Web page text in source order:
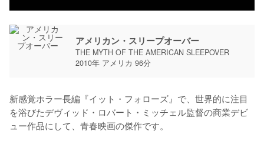
アメリカン・スリープオーバー
THE MYTH OF THE AMERICAN SLEEPOVER
2010年 アメリカ 96分
新感覚ホラー長編『イット・フォローズ』で、世界的に注目
を浴びたデヴィッド・ロバート・ミッチェル監督の商業デビ
ュー作品にして、青春映画の傑作です。